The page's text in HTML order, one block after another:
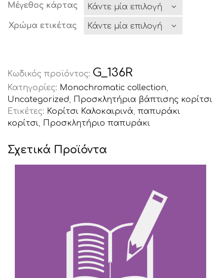
Μέγεθος κάρτας
Χρώμα ετικέτας
Κωδικός προϊόντος: G_136R
Κατηγορίες: Monochromatic collection,
Uncategorized, Προσκλητήρια βάπτισης κορίτσι
Ετικέτες: Κορίτσι Καλοκαιρινά, παπυράκι
κορίτσι, Προσκλητήριο παπυράκι
Σχετικά Προϊόντα